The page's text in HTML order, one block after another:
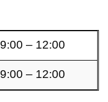
9:00 – 12:00
9:00 – 12:00